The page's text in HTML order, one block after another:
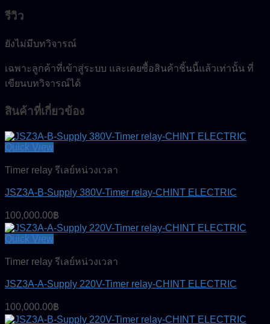
รีวิว
ยังไม่มีบทวิจารณ์
เฉพาะลูกค้าที่เข้าสู่ระบบ และเคยซื้อสินค้าชิ้นนี้แล้วเท่านั้น ที่
เขียนบทวิจารณ์ได้
สินค้าที่เกี่ยวข้อง
Quick View
Timer relay รีเลย์หน่วงเวลา
JSZ3A-B-Supply 380V-Timer relay-CHINT ELECTRIC
100,000.00฿
Quick View
Timer relay รีเลย์หน่วงเวลา
JSZ3A-A-Supply 220V-Timer relay-CHINT ELECTRIC
100,000.00฿